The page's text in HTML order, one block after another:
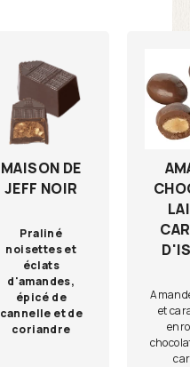
MAISON DE
JEFF NOIR
Praliné
noisettes et
éclats
d'amandes,
épicé de
cannelle et de
coriandre
et